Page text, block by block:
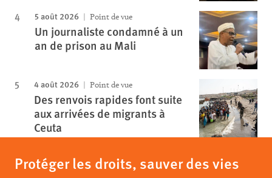
5 août 2026 Point de vue
Un journaliste condamné à un
an de prison au Mali
4 août 2026 Point de vue
Des renvois rapides font suite
aux arrivées de migrants à
Ceuta
Protéger les droits, sauver des vies